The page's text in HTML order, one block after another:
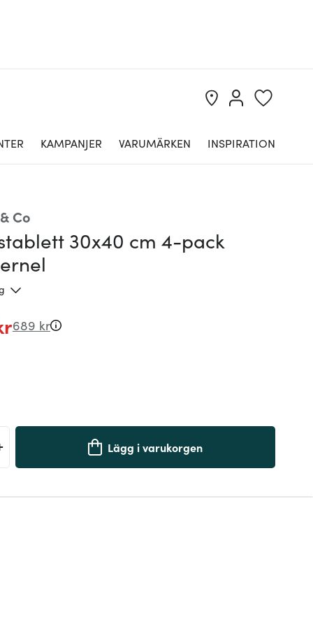
KAMPANJER VARUMÄRKEN INSPIRATION
Co
30x40 cm 4-pack
689 kr
Lägg i varukorgen